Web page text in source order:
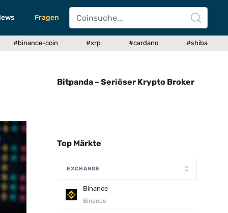
Fragen
#binance-coin #xrp #cardano #shiba
Bitpanda – Seriöser Krypto Broker
Top Märkte
EXCHANGE
Binance
Binance